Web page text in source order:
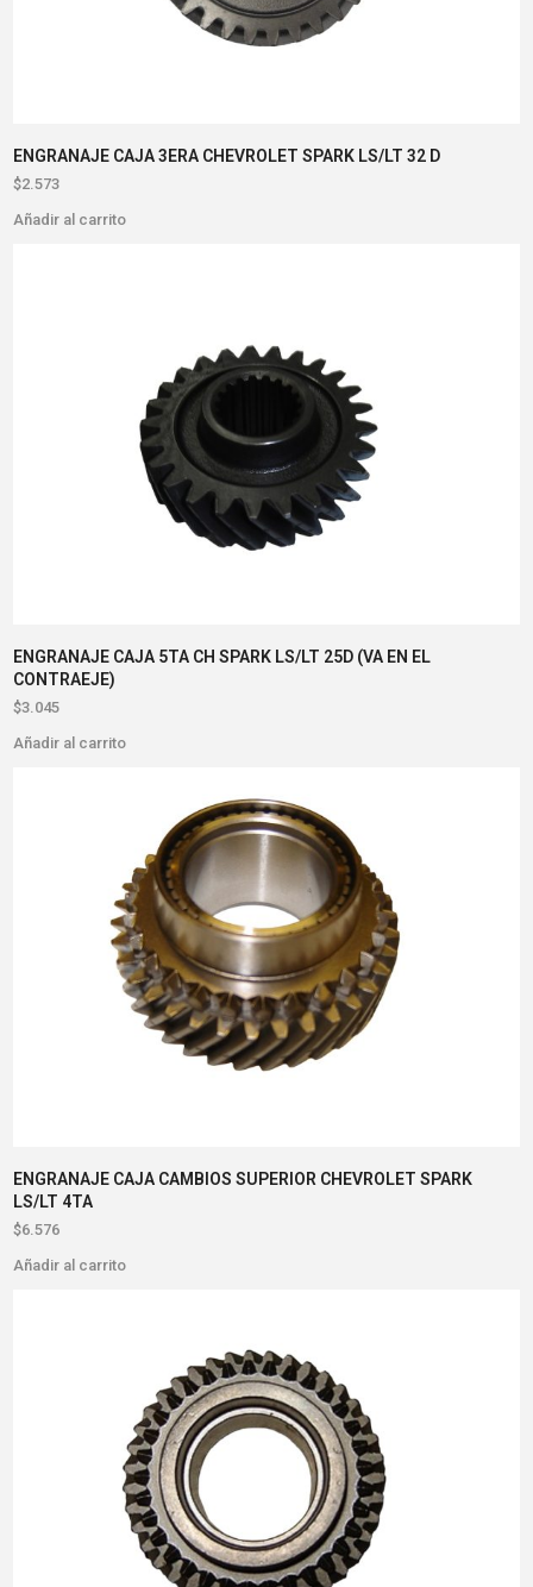
ENGRANAJE CAJA 3ERA CHEVROLET SPARK LS/LT 32 D
$2.573
Añadir al carrito
ENGRANAJE CAJA 5TA CH SPARK LS/LT 25D (VA EN EL
CONTRAEJE)
$3.045
Añadir al carrito
ENGRANAJE CAJA CAMBIOS SUPERIOR CHEVROLET SPARK
LS/LT 4TA
$6.576
Añadir al carrito